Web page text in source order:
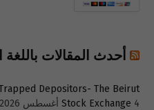
أحدث المقالات باللغة
Depositors- The Beirut
Stock Exchange 4 أغسطس 2026